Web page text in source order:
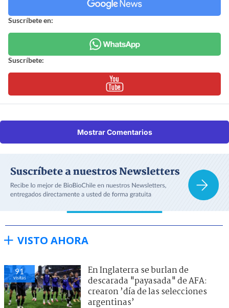
Suscríbete en:
Suscríbete:
Mostrar Comentarios
VISTO AHORA
91
visitas
En Inglaterra se burlan de
descarada "payasada" de AFA:
crearon ’día de las selecciones
argentinas’